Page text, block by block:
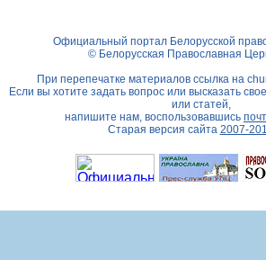
Официальный портал Белорусской
© Белорусская Православная
При перепечатке материалов ссылка на
Если вы хотите задать вопрос или высказать
или статей,
напишите нам, воспользовавшись
Старая версия сайта 2007-